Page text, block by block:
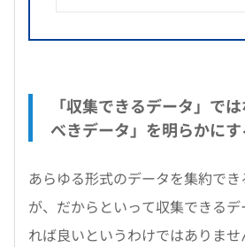
「収集できるデータ」で
べきデータ」を明らかにす
あらゆる形式のデータを集約で
が、だからといって収集できる
れば良いというわけではありま